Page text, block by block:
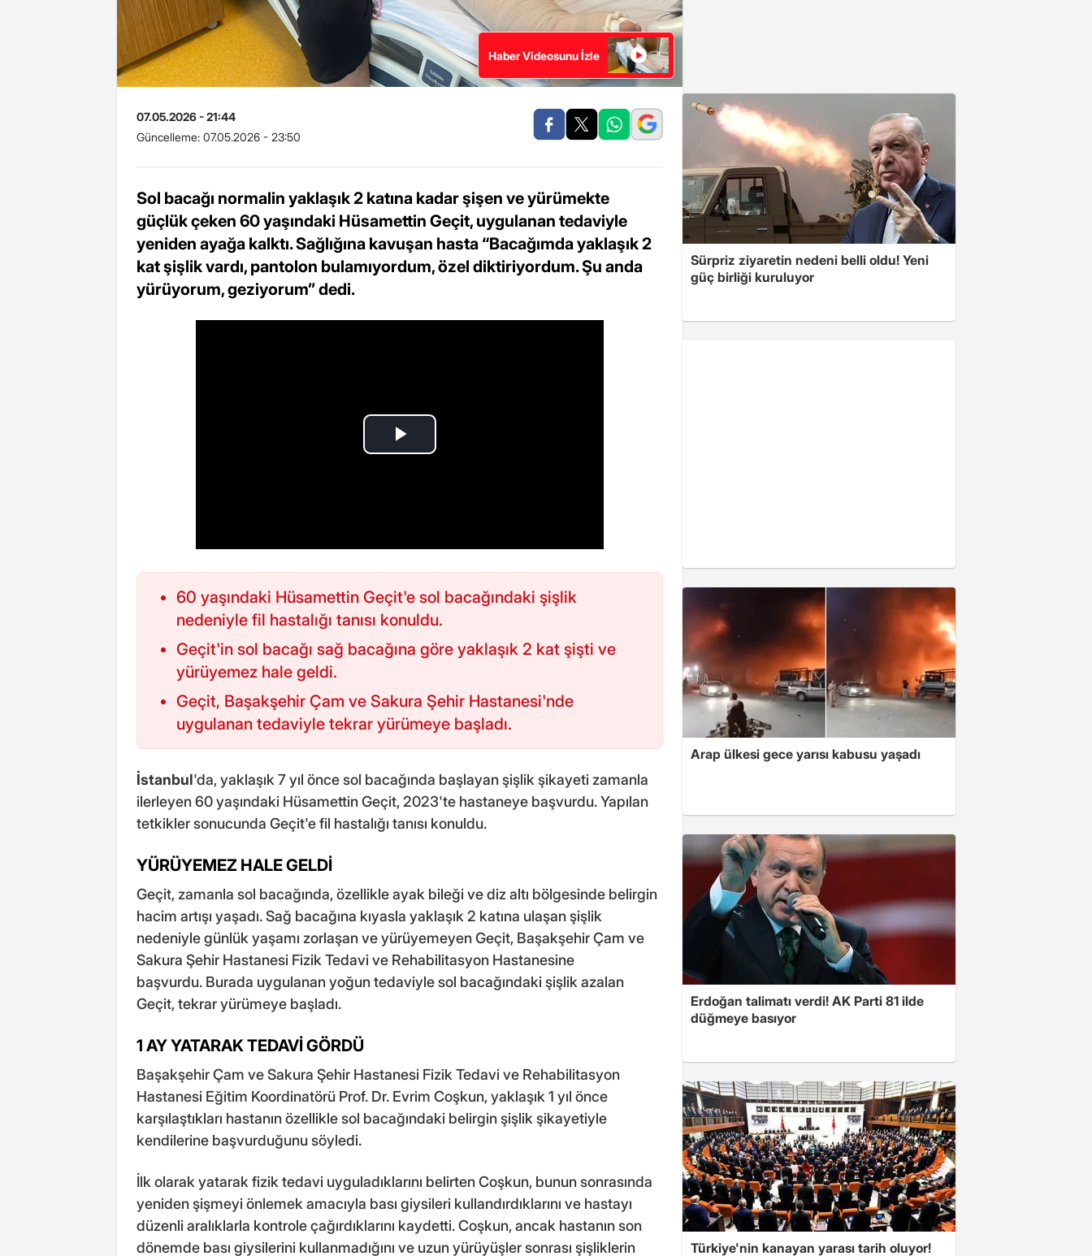
Haber Videosunu İzle
07.05.2026 - 21:44
Güncelleme: 07.05.2026 - 23:50
Sol bacağı normalin yaklaşık 2 katına kadar şişen ve yürümekte
güçlük çeken 60 yaşındaki Hüsamettin Geçit, uygulanan tedaviyle
yeniden ayağa kalktı. Sağlığına kavuşan hasta “Bacağımda yaklaşık 2
kat şişlik vardı, pantolon bulamıyordum, özel diktiriyordum. Şu anda
yürüyorum, geziyorum” dedi.
60 yaşındaki Hüsamettin Geçit'e sol bacağındaki şişlik
nedeniyle fil hastalığı tanısı konuldu.
Geçit'in sol bacağı sağ bacağına göre yaklaşık 2 kat şişti ve
yürüyemez hale geldi.
Geçit, Başakşehir Çam ve Sakura Şehir Hastanesi'nde
uygulanan tedaviyle tekrar yürümeye başladı.
İstanbul'da, yaklaşık 7 yıl önce sol bacağında başlayan şişlik şikayeti zamanla
ilerleyen 60 yaşındaki Hüsamettin Geçit, 2023'te hastaneye başvurdu. Yapılan
tetkikler sonucunda Geçit'e fil hastalığı tanısı konuldu.
YÜRÜYEMEZ HALE GELDİ
Geçit, zamanla sol bacağında, özellikle ayak bileği ve diz altı bölgesinde belirgin
hacim artışı yaşadı. Sağ bacağına kıyasla yaklaşık 2 katına ulaşan şişlik
nedeniyle günlük yaşamı zorlaşan ve yürüyemeyen Geçit, Başakşehir Çam ve
Sakura Şehir Hastanesi Fizik Tedavi ve Rehabilitasyon Hastanesine
başvurdu. Burada uygulanan yoğun tedaviyle sol bacağındaki şişlik azalan
Geçit, tekrar yürümeye başladı.
1 AY YATARAK TEDAVİ GÖRDÜ
Başakşehir Çam ve Sakura Şehir Hastanesi Fizik Tedavi ve Rehabilitasyon
Hastanesi Eğitim Koordinatörü Prof. Dr. Evrim Coşkun, yaklaşık 1 yıl önce
karşılaştıkları hastanın özellikle sol bacağındaki belirgin şişlik şikayetiyle
kendilerine başvurduğunu söyledi.
İlk olarak yatarak fizik tedavi uyguladıklarını belirten Coşkun, bunun sonrasında
yeniden şişmeyi önlemek amacıyla bası giysileri kullandırdıklarını ve hastayı
düzenli aralıklarla kontrole çağırdıklarını kaydetti. Coşkun, ancak hastanın son
dönemde bası giysilerini kullanmadığını ve uzun yürüyüşler sonrası şişliklerin
Sürpriz ziyaretin nedeni belli oldu! Yeni
güç birliği kuruluyor
Arap ülkesi gece yarısı kabusu yaşadı
Erdoğan talimatı verdi! AK Parti 81 ilde
düğmeye basıyor
Türkiye'nin kanayan yarası tarih oluyor!